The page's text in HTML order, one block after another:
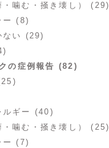
・噛む・掻き壊し） (29)
ー (8)
ない (29)
の症例報告 (82)
ルギー (40)
・噛む・掻き壊し） (25)
ー (7)